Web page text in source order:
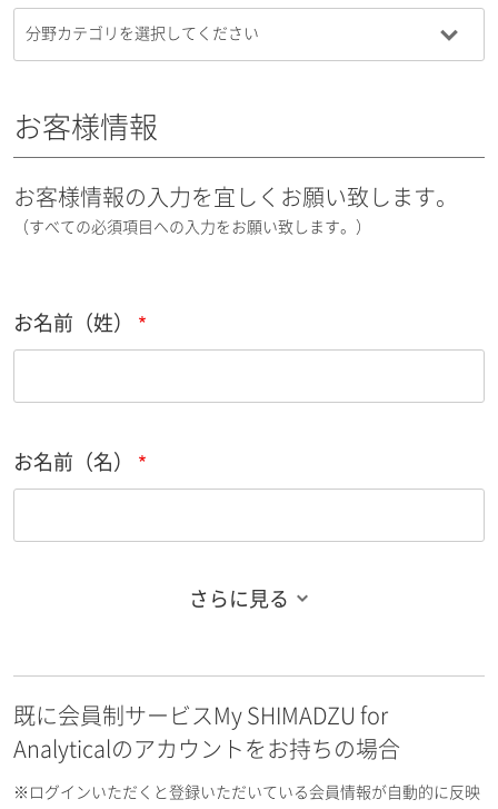
お客様情報
お客様情報の入力を宜しくお願い致します。
（すべての必須項目への入力をお願い致します。）
お名前（姓）
お名前（名）
お名前フリガナ（名）
さらに見る
既に会員制サービスMy SHIMADZU for
Analyticalのアカウントをお持ちの場合
※ログインいただくと登録いただいている会員情報が自動的に反映